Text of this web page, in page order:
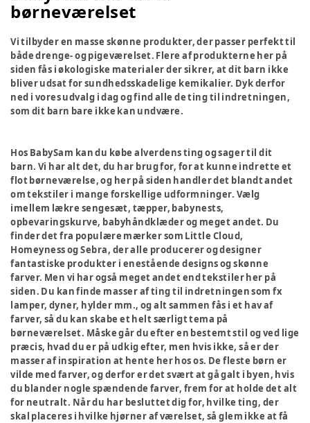
børneværelset
Vi tilbyder en masse skønne produkter, der passer perfekt til
både drenge- og pigeværelset. Flere af produkterne her på
siden fås i økologiske materialer der sikrer, at dit barn ikke
bliver udsat for sundhedsskadelige kemikalier. Dyk derfor
ned i vores udvalg i dag og find alle de ting til indretningen,
som dit barn bare ikke kan undvære.
Hos BabySam kan du købe alverdens ting og sager til dit
barn. Vi har alt det, du har brug for, for at kunne indrette et
flot børneværelse, og her på siden handler det blandt andet
om tekstiler i mange forskellige udformninger. Vælg
imellem lækre sengesæt, tæpper, babynests,
opbevaringskurve, babyhåndklæder og meget andet. Du
finder det fra populære mærker som Little Cloud,
Homeyness og Sebra, der alle producerer og designer
fantastiske produkter i enestående designs og skønne
farver. Men vi har også meget andet end tekstiler her på
siden. Du kan finde masser af ting til indretningen som fx
lamper, dyner, hylder mm., og alt sammen fås i et hav af
farver, så du kan skabe et helt særligt tema på
børneværelset. Måske går du efter en bestemt stil og ved lige
præcis, hvad du er på udkig efter, men hvis ikke, så er der
masser af inspiration at hente her hos os. De fleste børn er
vilde med farver, og derfor er det svært at gå galt i byen, hvis
du blander nogle spændende farver, frem for at holde det alt
for neutralt. Når du har besluttet dig for, hvilke ting, der
skal placeres i hvilke hjørner af værelset, så glem ikke at få